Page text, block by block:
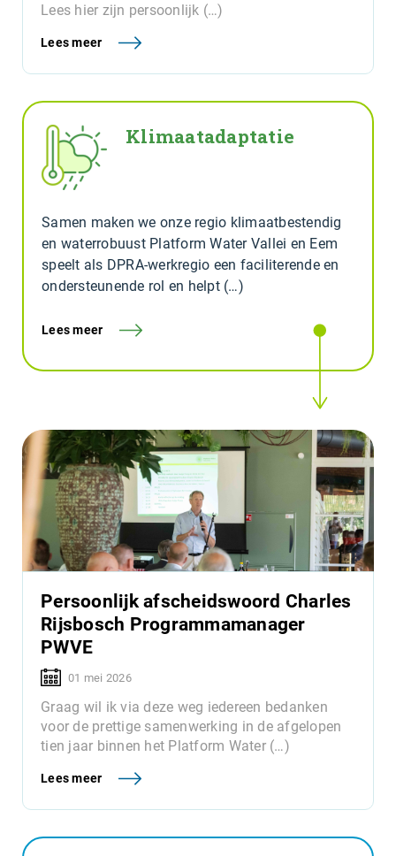
Lees hier zijn persoonlijk (…)
Lees meer
Klimaatadaptatie
Samen maken we onze regio klimaatbestendig
en waterrobuust Platform Water Vallei en Eem
speelt als DPRA-werkregio een faciliterende en
ondersteunende rol en helpt (…)
Lees meer
Persoonlijk afscheidswoord Charles
Rijsbosch Programmamanager
PWVE
01 mei 2026
Graag wil ik via deze weg iedereen bedanken
voor de prettige samenwerking in de afgelopen
tien jaar binnen het Platform Water (…)
Lees meer